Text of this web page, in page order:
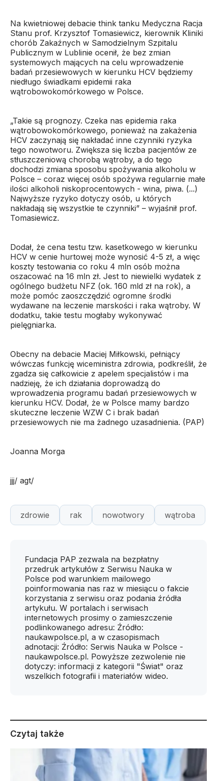
Na kwietniowej debacie think tanku Medyczna Racja
Stanu prof. Krzysztof Tomasiewicz, kierownik Kliniki
chorób Zakaźnych w Samodzielnym Szpitalu
Publicznym w Lublinie ocenił, że bez zmian
systemowych mających na celu wprowadzenie
badań przesiewowych w kierunku HCV będziemy
niedługo świadkami epidemii raka
wątrobowokomórkowego w Polsce.
„Takie są prognozy. Czeka nas epidemia raka
wątrobowokomórkowego, ponieważ na zakażenia
HCV zaczynają się nakładać inne czynniki ryzyka
tego nowotworu. Zwiększa się liczba pacjentów ze
stłuszczeniową chorobą wątroby, a do tego
dochodzi zmiana sposobu spożywania alkoholu w
Polsce – coraz więcej osób spożywa regularnie małe
ilości alkoholi niskoprocentowych - wina, piwa. (...)
Najwyższe ryzyko dotyczy osób, u których
nakładają się wszystkie te czynniki” – wyjaśnił prof.
Tomasiewicz.
Dodał, że cena testu tzw. kasetkowego w kierunku
HCV w cenie hurtowej może wynosić 4-5 zł, a więc
koszty testowania co roku 4 mln osób można
oszacować na 16 mln zł. Jest to niewielki wydatek z
ogólnego budżetu NFZ (ok. 160 mld zł na rok), a
może pomóc zaoszczędzić ogromne środki
wydawane na leczenie marskości i raka wątroby. W
dodatku, takie testu mogłaby wykonywać
pielęgniarka.
Obecny na debacie Maciej Miłkowski, pełniący
wówczas funkcję wiceministra zdrowia, podkreślił, że
zgadza się całkowicie z apelem specjalistów i ma
nadzieję, że ich działania doprowadzą do
wprowadzenia programu badań przesiewowych w
kierunku HCV. Dodał, że w Polsce mamy bardzo
skuteczne leczenie WZW C i brak badań
przesiewowych nie ma żadnego uzasadnienia. (PAP)
Joanna Morga
jjj/ agt/
zdrowie rak nowotwory wątroba
Fundacja PAP zezwala na bezpłatny
przedruk artykułów z Serwisu Nauka w
Polsce pod warunkiem mailowego
poinformowania nas raz w miesiącu o fakcie
korzystania z serwisu oraz podania źródła
artykułu. W portalach i serwisach
internetowych prosimy o zamieszczenie
podlinkowanego adresu: Źródło:
naukawpolsce.pl, a w czasopismach
adnotacji: Źródło: Serwis Nauka w Polsce -
naukawpolsce.pl. Powyższe zezwolenie nie
dotyczy: informacji z kategorii "Świat" oraz
wszelkich fotografii i materiałów wideo.
Czytaj także